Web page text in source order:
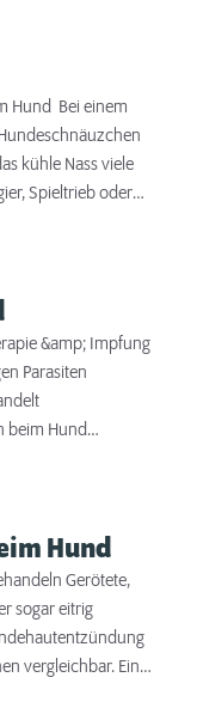
Wann deutet das
hin?
Hund Bei einem
kühle Nass viele
Spieltrieb oder
für viele Hunde
der sogenannten
&amp; Impfung
Parasiten
beim Hund
kann. Auch
einer
Hund
Gerötete,
sogar eitrig
vergleichbar. Eine
wichtigen und